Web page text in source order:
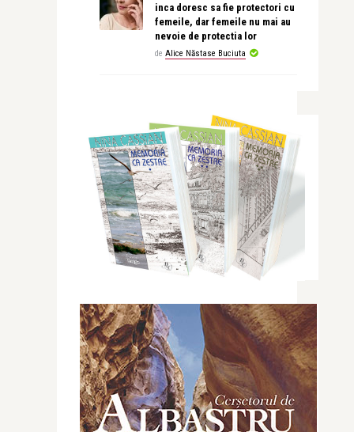
inca doresc sa fie protectori cu
femeile, dar femeile nu mai au
nevoie de protectia lor
de Alice Năstase Buciuta